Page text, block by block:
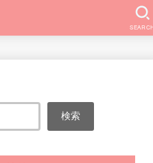
SEARCH
検索